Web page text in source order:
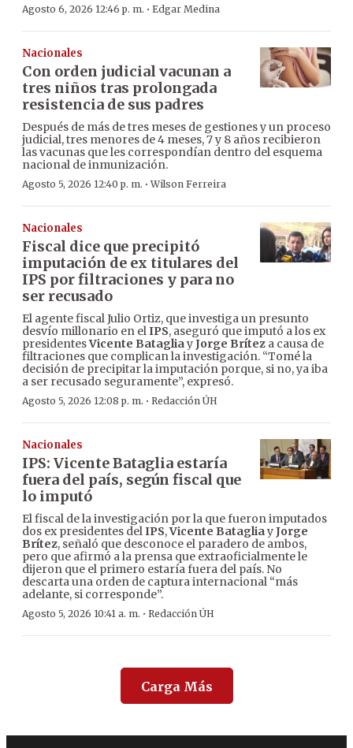
Agosto 6, 2026 12:46 p. m. · Edgar Medina
Nacionales
Con orden judicial vacunan a
tres niños tras prolongada
resistencia de sus padres
Después de más de tres meses de gestiones y un proceso
judicial, tres menores de 4 meses, 7 y 8 años recibieron
las vacunas que les correspondían dentro del esquema
nacional de inmunización.
Agosto 5, 2026 12:40 p. m. ·Wilson Ferreira
Nacionales
Fiscal dice que precipitó
imputación de ex titulares del
IPS por filtraciones y para no
ser recusado
El agente fiscal Julio Ortiz, que investiga un presunto
desvío millonario en elIPS, aseguró que imputó a los ex
presidentesVicente BatagliayJorge Brítez a causa de
filtraciones que complican la investigación. “Tomé la
decisión de precipitar la imputación porque, si no, ya iba
a ser recusado seguramente”, expresó.
Agosto 5, 2026 12:08 p. m. · Redacción ÚH
Nacionales
IPS: Vicente Bataglia estaría
fuera del país, según fiscal que
lo imputó
El fiscal de la investigación por la que fueron imputados
dos ex presidentes delIPS,Vicente BatagliayJorge
Brítez, señaló que desconoce el paradero de ambos,
pero que afirmó a la prensa que extraoficialmente le
dijeron que el primero estaría fuera del país. No
descarta una orden de captura internacional “más
adelante, si corresponde”.
Agosto 5, 2026 10:41 a. m. · Redacción ÚH
Carga Más